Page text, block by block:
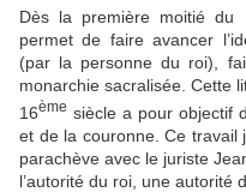
Dès la première moitié du
permet de faire avancer
(par la personne du roi),
monarchie sacralisée. Cette
16ème siècle a pour objectif
et de la couronne. Ce travail
parachève avec le juriste
l’autorité du roi, une autorité